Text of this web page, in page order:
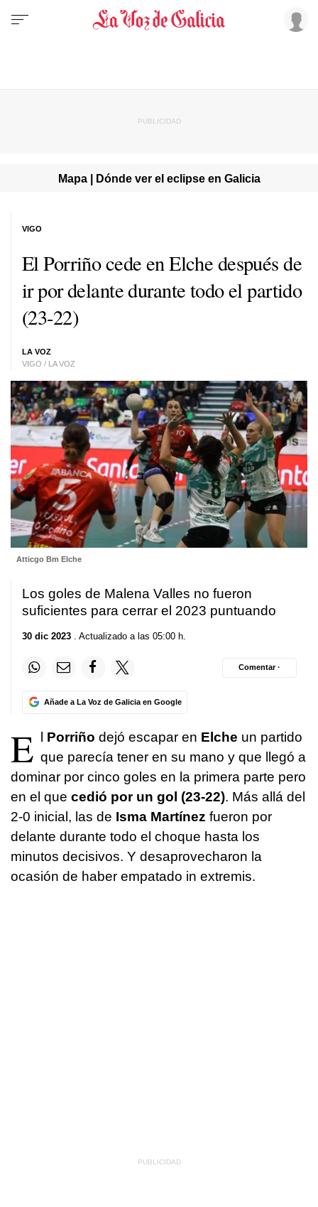
Mapa | Dónde ver el eclipse en Galicia
El Porriño cede en Elche después de
ir por delante durante todo el partido
(23-22)
LA VOZ
VIGO / LA VOZ
VIGO
Atticgo Bm Elche
Los goles de Malena Valles no fueron
suficientes para cerrar el 2023 puntuando
30 dic 2023 . Actualizado a las 05:00 h.
Añade a La Voz de Galicia en Google
Comentar ·
E l Porriño dejó escapar en Elche un partido
que parecía tener en su mano y que llegó a
dominar por cinco goles en la primera parte pero
en el que cedió por un gol (23-22). Más allá del
2-0 inicial, las de Isma Martínez fueron por
delante durante todo el choque hasta los
minutos decisivos. Y desaprovecharon la
ocasión de haber empatado in extremis.